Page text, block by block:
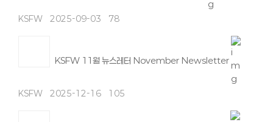
KSFW 2025-09-03 78
KSFW 11월 뉴스레터 November Newsletter
KSFW 2025-12-16 105